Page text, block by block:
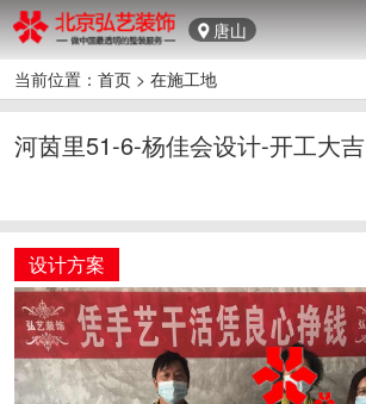
唐山
当前位置：首页 >在施工地
河茵里51-6-杨佳会设计-开工大吉
设计方案